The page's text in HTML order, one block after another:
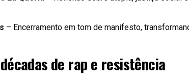
– Encerramento em tom de manifesto,
de rap e resistência